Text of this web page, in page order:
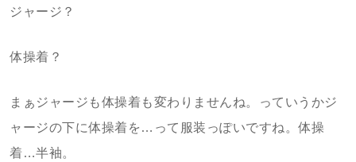
ジャージ？
体操着？
まぁジャージも体操着も変わりませんね。っていうかジ
ャージの下に体操着を…って服装っぽいですね。体操
着…半袖。